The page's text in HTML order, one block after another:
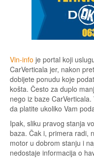
Vin-info je portal koji
CarVerticala jer, nakon
dobijete ponudu koje
košta. Često za duplo
nego iz baze
da platite ukoliko Vam
Ipak, sliku pravog stanja
baza. Čak i, primera radi,
motor u dobrom stanju i
nedostaje informacija o